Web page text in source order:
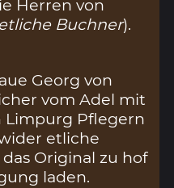
Herren von
etliche Buchner).
Georg von
vom Adel mit
Limpurg Pflegern
etliche
Original zu hof
laden.